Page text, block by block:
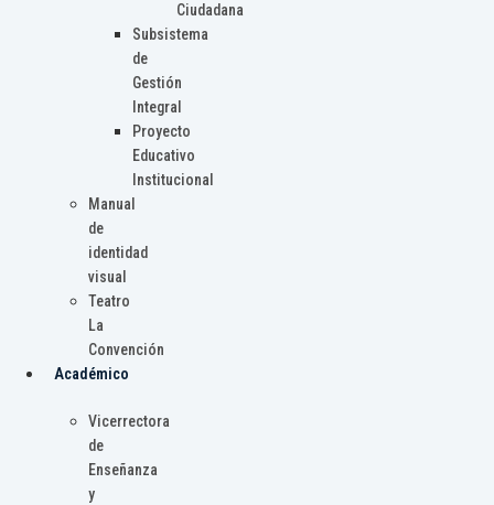
Ciudadana
Subsistema
de
Gestión
Integral
Proyecto
Educativo
Institucional
Manual
de
identidad
visual
Teatro
La
Convención
Académico
Vicerrectora
de
Enseñanza
y